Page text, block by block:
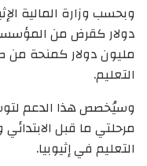
مليون دولار كمنحة من
التعليم.
وسيُخصص هذا الدعم
مرحلتي ما قبل
التعليم في إثيوبيا.